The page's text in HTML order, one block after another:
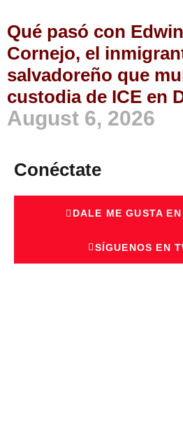
Qué pasó con
Cornejo, el
salvadoreño que
custodia de ICE en
August 6, 2026
Conéctate
DALE ME GUSTA
SÍGUENOS EN